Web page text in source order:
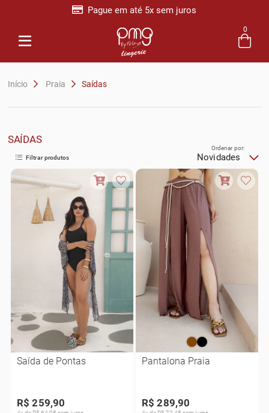
Entre com email ou cpf/cnpj
Pague em até 5x sem juros
0
Início Praia Saídas
SAÍDAS
Filtrar produtos Novidades
Ordenar por:
Saída de Pontas
R$ 259,90
Pantalona Praia
R$ 289,90